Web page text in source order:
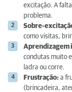
excitação. A
problema.
Sobre-
como visitas,
Aprendizagem
condutas muito
ladra ou corre.
Frustração: a
(brincadeira,